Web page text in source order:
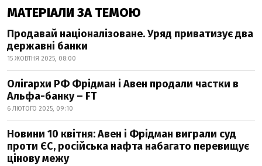
МАТЕРІАЛИ ЗА ТЕМОЮ
Продавай націоналізоване. Уряд приватизує два
державні банки
15 ЖОВТНЯ 2025, 08:00
Олігархи РФ Фрідман і Авен продали частки в
Альфа-банку – FT
6 ЛЮТОГО 2025, 09:10
Новини 10 квітня: Авен і Фрідман виграли суд
проти ЄС, російська нафта набагато перевищує
цінову межу